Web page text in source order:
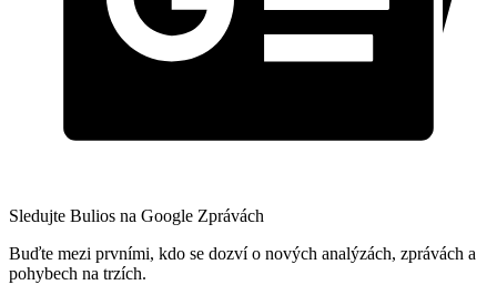
Sledujte Bulios na Google Zprávách
Buďte mezi prvními, kdo se dozví o nových analýzách, zprávách a
pohybech na trzích.